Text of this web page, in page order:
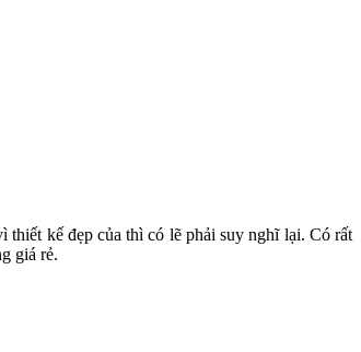
kế đẹp của thì có lẽ phải suy nghĩ lại. Có rất
giá rẻ.